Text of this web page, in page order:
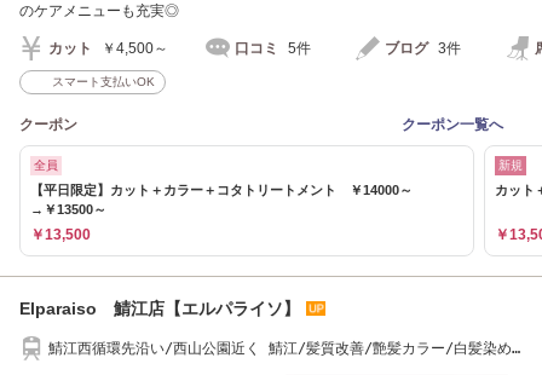
のケアメニューも充実◎
カット ￥4,500～ 口コミ 5件 ブログ 3件
スマート支払いOK
クーポン クーポン一覧へ
全員
【平日限定】カット＋カラー＋コタトリートメント ￥14000～
→￥13500～
￥13,500
新規
カット
￥
Elparaiso 鯖江店【エルパライソ】
鯖江西循環先沿い/西山公園近く 鯖江/髪質改善/艶髪カラー/白髪染め/